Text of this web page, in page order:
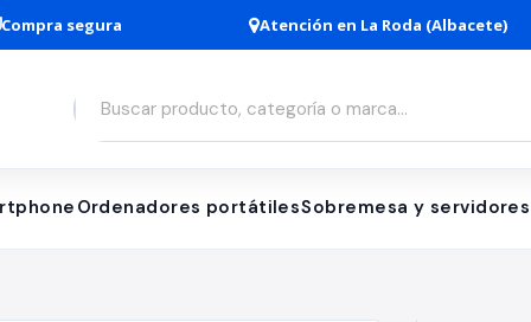
Compra segura Atención en La Roda (Albacete)
Ordenadores portátilesSobremesa y servidores